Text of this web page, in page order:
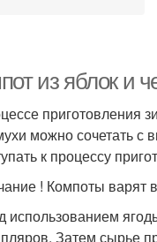
из яблок и
приготовления
можно сочетать
к процессу
! Компоты варят
использованием
Затем сырье